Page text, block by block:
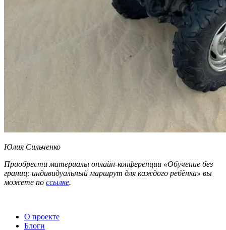
Юлия Сильченко
Приобрести материалы онлайн-конференции «Обучение без
границ: индивидуальный маршрут для каждого ребёнка» вы
можете по ссылке.
О проекте
Блоги